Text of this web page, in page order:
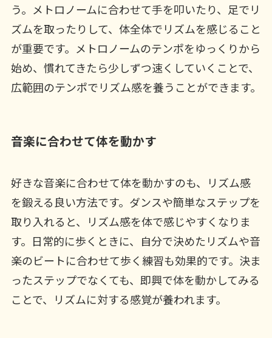
う。メトロノームに合わせて手を叩いたり、足でリ
ズムを取ったりして、体全体でリズムを感じること
が重要です。メトロノームのテンポをゆっくりから
始め、慣れてきたら少しずつ速くしていくことで、
広範囲のテンポでリズム感を養うことができます。
音楽に合わせて体を動かす
好きな音楽に合わせて体を動かすのも、リズム感
を鍛える良い方法です。ダンスや簡単なステップを
取り入れると、リズム感を体で感じやすくなりま
す。日常的に歩くときに、自分で決めたリズムや音
楽のビートに合わせて歩く練習も効果的です。決ま
ったステップでなくても、即興で体を動かしてみる
ことで、リズムに対する感覚が養われます。